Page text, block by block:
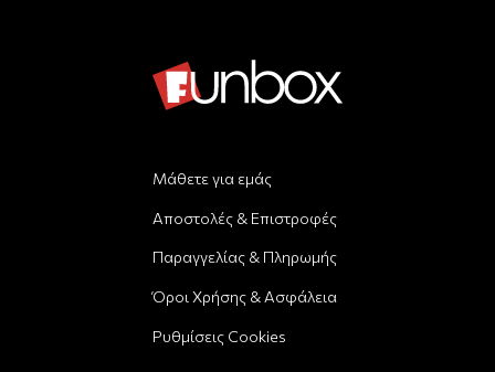
Μάθετε για εμάς
Αποστολές & Επιστροφές
Παραγγελίας & Πληρωμής
Όροι Χρήσης & Ασφάλεια
Ρυθμίσεις Cookies